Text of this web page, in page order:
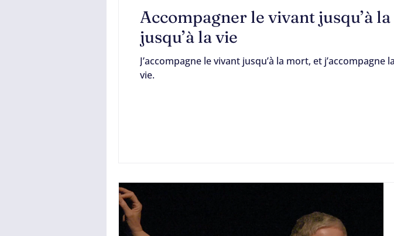
Transformation intérieure Corps, voix &
Professionnels de l’accompagnement Amours
Accompagner le vivant jusqu’à
jusqu’à la vie
J’accompagne le vivant jusqu’à la mort, et
vie.